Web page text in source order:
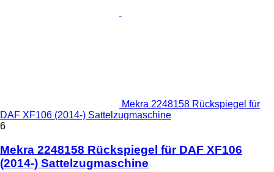
Mekra 2248158 Rückspiegel für
DAF XF106 (2014-) Sattelzugmaschine
6
Mekra 2248158 Rückspiegel für DAF XF106
(2014-) Sattelzugmaschine